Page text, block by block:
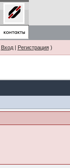
Вход| Регистрация)